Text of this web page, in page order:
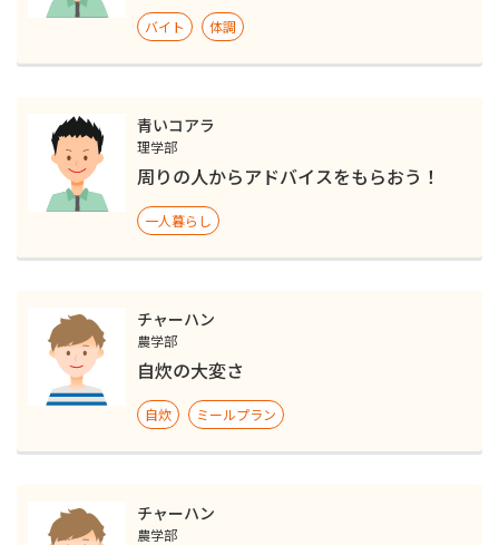
バイト 体調
青いコアラ
理学部
周りの人からアドバイスをもらおう！
一人暮らし
チャーハン
農学部
自炊の大変さ
自炊 ミールプラン
チャーハン
農学部